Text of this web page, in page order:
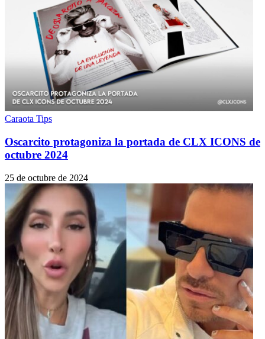
Caraota Tips
Oscarcito protagoniza la portada de CLX ICONS de
octubre 2024
25 de octubre de 2024